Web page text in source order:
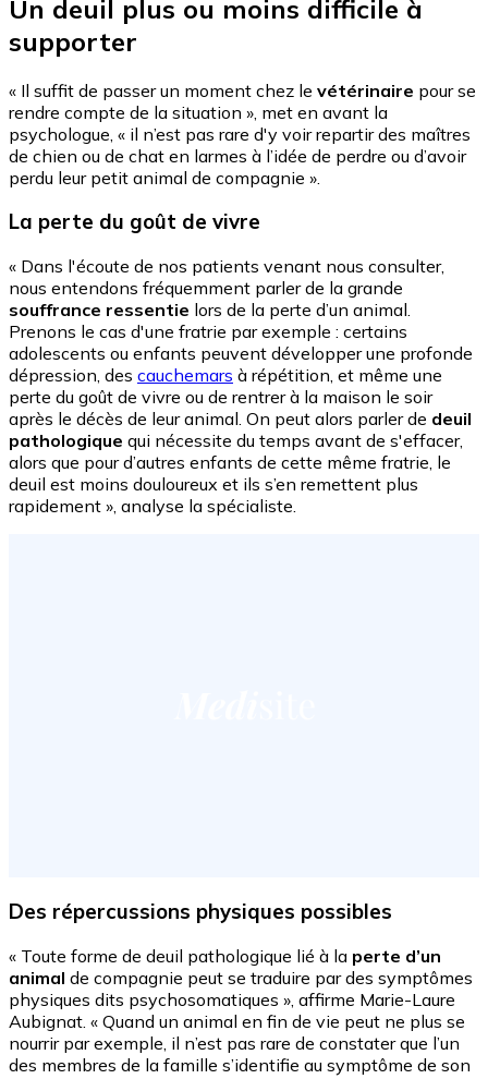
Un deuil plus ou moins difficile à
supporter
« Il suffit de passer un moment chez le vétérinaire pour se
rendre compte de la situation », met en avant la
psychologue, « il n’est pas rare d'y voir repartir des maîtres
de chien ou de chat en larmes à l’idée de perdre ou d’avoir
perdu leur petit animal de compagnie ».
La perte du goût de vivre
« Dans l'écoute de nos patients venant nous consulter,
nous entendons fréquemment parler de la grande
souffrance ressentie lors de la perte d’un animal.
Prenons le cas d'une fratrie par exemple : certains
adolescents ou enfants peuvent développer une profonde
dépression, des cauchemars à répétition, et même une
perte du goût de vivre ou de rentrer à la maison le soir
après le décès de leur animal. On peut alors parler de deuil
pathologique qui nécessite du temps avant de s'effacer,
alors que pour d’autres enfants de cette même fratrie, le
deuil est moins douloureux et ils s’en remettent plus
rapidement », analyse la spécialiste.
Des répercussions physiques possibles
« Toute forme de deuil pathologique lié à la perte d’un
animal de compagnie peut se traduire par des symptômes
physiques dits psychosomatiques », affirme Marie-Laure
Aubignat. « Quand un animal en fin de vie peut ne plus se
nourrir par exemple, il n’est pas rare de constater que l’un
des membres de la famille s’identifie au symptôme de son